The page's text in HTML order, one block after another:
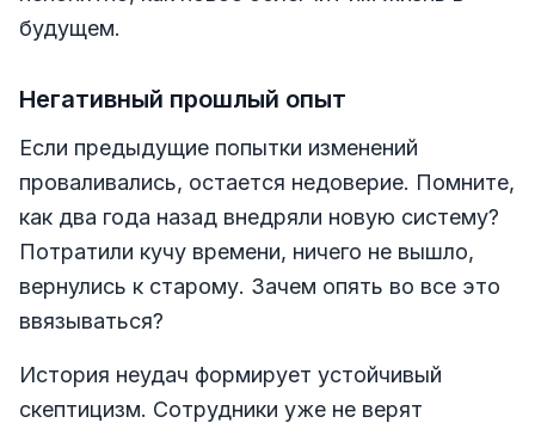
будущем.
Негативный прошлый опыт
Если предыдущие попытки изменений
проваливались, остается недоверие. Помните,
как два года назад внедряли новую систему?
Потратили кучу времени, ничего не вышло,
вернулись к старому. Зачем опять во все это
ввязываться?
История неудач формирует устойчивый
скептицизм. Сотрудники уже не верят